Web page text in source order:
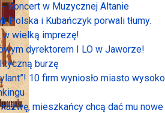
Koncert w Muzycznej Altanie
Polska i Kubańczyk porwali tłumy.
w wielką imprezę!
dyrektorem I LO w Jaworze!
burzę
10 firm wyniosło miasto wysoko
mieszkańcy chcą dać mu nowe